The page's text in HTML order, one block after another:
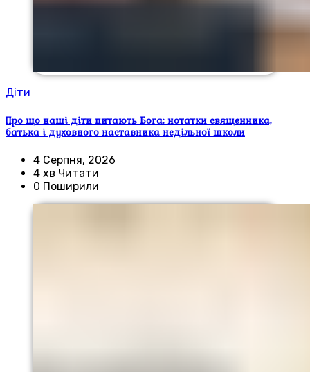
Діти
Про що наші діти питають Бога: нотатки священника,
батька і духовного наставника недільної школи
4 Серпня, 2026
4 хв Читати
0 Поширили